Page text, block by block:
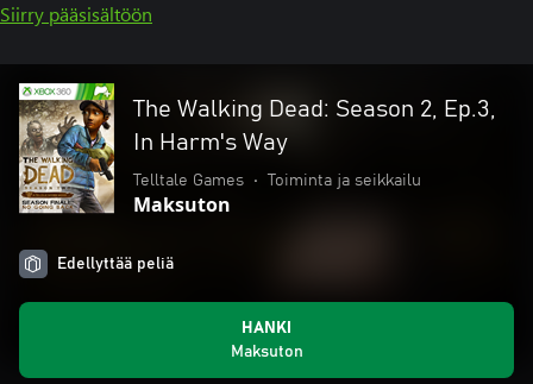
Siirry pääsisältöön
The Walking Dead: Season 2, Ep.3,
In Harm's Way
Telltale Games • Toiminta ja seikkailu
Maksuton
Edellyttää peliä
HANKI
Maksuton